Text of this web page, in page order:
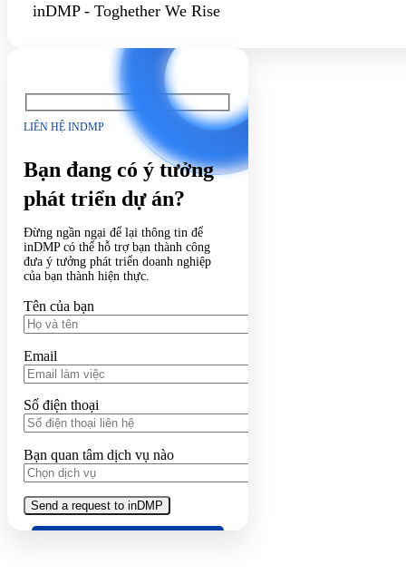
inDMP - Toghether We Rise
LIÊN HỆ INDMP
Bạn đang có ý tưởng
phát triển dự án?
Đừng ngần ngại để lại thông tin để
inDMP có thể hỗ trợ bạn thành công
đưa ý tưởng phát triển doanh nghiệp
của bạn thành hiện thực.
Tên của bạn
Email
Số điện thoại
Bạn quan tâm dịch vụ nào